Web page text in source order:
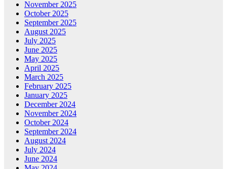
November 2025
October 2025
September 2025
August 2025
July 2025
June 2025
May 2025
April 2025
March 2025
February 2025
January 2025
December 2024
November 2024
October 2024
September 2024
August 2024
July 2024
June 2024